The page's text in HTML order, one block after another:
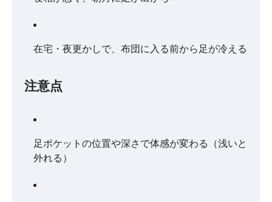
在宅・夜更かしで、布団に入る前から足が冷える
注意点
足ポケットの位置や深さで体感が変わる（浅いと
外れる）